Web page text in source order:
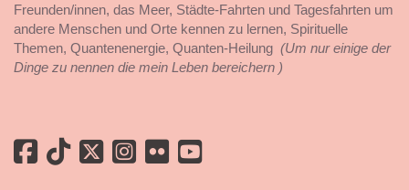
Freunden/innen, das Meer, Städte-Fahrten und Tagesfahrten um
andere Menschen und Orte kennen zu lernen, Spirituelle
Themen, Quantenenergie, Quanten-Heilung (Um nur einige der
Dinge zu nennen die mein Leben bereichern )